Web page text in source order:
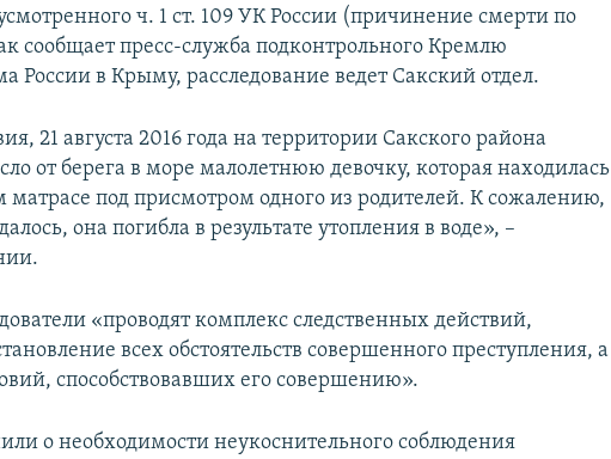
ч. 1 ст. 109 УК России (причинение смерти по
сообщает пресс-служба подконтрольного Кремлю
России в Крыму, расследование ведет Сакский отдел.
21 августа 2016 года на территории Сакского района
от берега в море малолетнюю девочку, которая находилась
матрасе под присмотром одного из родителей. К сожалению,
она погибла в результате утопления в воде», –
«проводят комплекс следственных действий,
всех обстоятельств совершенного преступления, а
способствовавших его совершению».
о необходимости неукоснительного соблюдения